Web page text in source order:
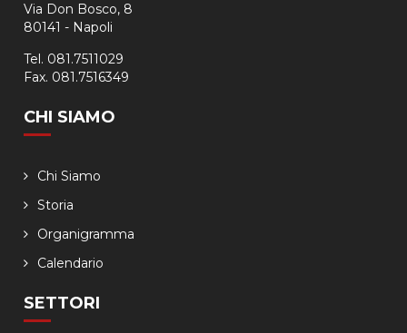
Via Don Bosco, 8
80141 - Napoli
Tel. 081.7511029
Fax. 081.7516349
CHI SIAMO
Chi Siamo
Storia
Organigramma
Calendario
SETTORI